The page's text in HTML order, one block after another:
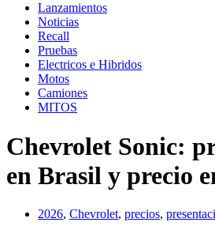
Lanzamientos
Noticias
Recall
Pruebas
Electricos e Hibridos
Motos
Camiones
MITOS
Chevrolet Sonic:
en Brasil y precio
2026, Chevrolet, precios,